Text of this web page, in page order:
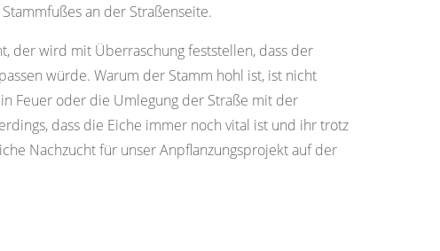
an der Straßenseite.
der wird mit Überraschung feststellen, dass der
würde. Warum der Stamm hohl ist, ist nicht
Feuer oder die Umlegung der Straße mit der
dass die Eiche immer noch vital ist und ihr trotz
Nachzucht für unser Anpflanzungsprojekt auf der